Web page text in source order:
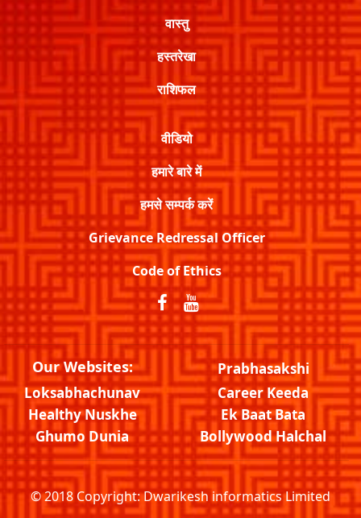
वास्तु
हस्तरेखा
राशिफल
वीडियो
हमारे बारे में
हमसे सम्पर्क करें
Grievance Redressal Officer
Code of Ethics
Our Websites:
Prabhasakshi
Loksabhachunav
Career Keeda
Healthy Nuskhe
Ek Baat Bata
Ghumo Dunia
Bollywood Halchal
© 2018 Copyright:Dwarikesh informatics Limited